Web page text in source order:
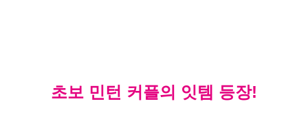
초보 민턴 커플의 잇템 등장!